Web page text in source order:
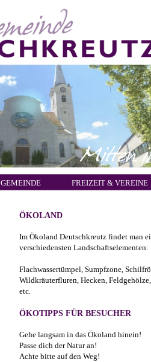
GEMEINDE FREIZEIT & VEREINE
ÖKOLAND
Im Ökoland Deutschkreutz findet man
verschiedensten Landschaftselementen:
Flachwassertümpel, Sumpfzone,
Wildkräuterfluren, Hecken,
etc.
ÖKOTIPPS FÜR BESUCHER
Gehe langsam in das Ökoland hinein!
Passe dich der Natur an!
Achte bitte auf den Weg!